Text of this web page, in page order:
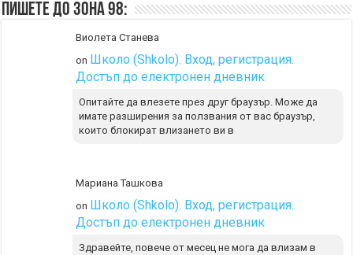
Пишете до Зона 98:
Виолета Станева
on Школо (Shkolo). Вход, регистрация.
Достъп до електронен дневник
Опитайте да влезете през друг браузър. Може да
имате разширения за ползвания от вас браузър,
които блокират влизането ви в
Мариана Ташкова
on Школо (Shkolo). Вход, регистрация.
Достъп до електронен дневник
Здравейте, повече от месец не мога да влизам в